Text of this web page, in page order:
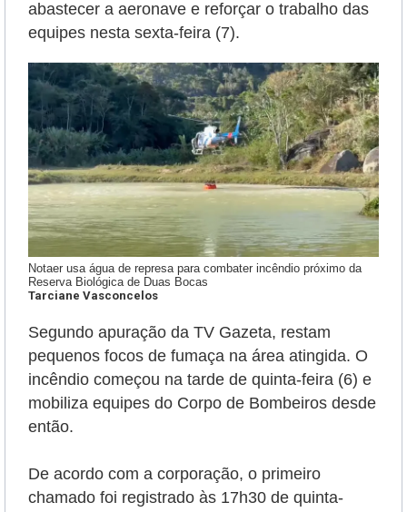
abastecer a aeronave e reforçar o trabalho das
equipes nesta sexta-feira (7).
Notaer usa água de represa para combater incêndio próximo da
Reserva Biológica de Duas Bocas
Tarciane Vasconcelos
Segundo apuração da TV Gazeta, restam
pequenos focos de fumaça na área atingida. O
incêndio começou na tarde de quinta-feira (6) e
mobiliza equipes do Corpo de Bombeiros desde
então.
De acordo com a corporação, o primeiro
chamado foi registrado às 17h30 de quinta-